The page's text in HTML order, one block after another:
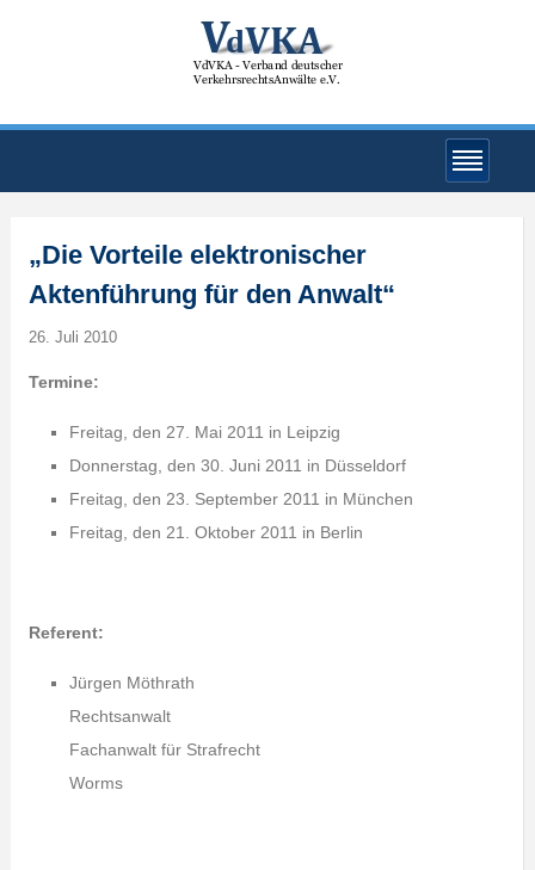
„Die Vorteile elektronischer
Aktenführung für den Anwalt“
26. Juli 2010
Termine:
Freitag, den 27. Mai 2011 in Leipzig
Donnerstag, den 30. Juni 2011 in Düsseldorf
Freitag, den 23. September 2011 in München
Freitag, den 21. Oktober 2011 in Berlin
Referent:
Jürgen Möthrath
Rechtsanwalt
Fachanwalt für Strafrecht
Worms